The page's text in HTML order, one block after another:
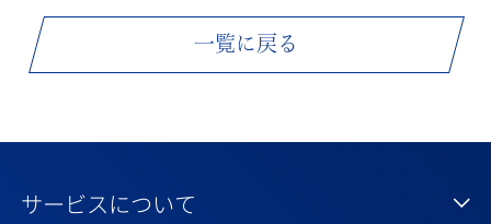
一覧に戻る
サービスについて